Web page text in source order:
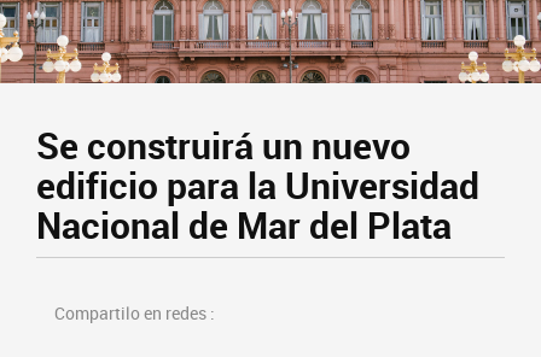
Se construirá un nuevo
edificio para la Universidad
Nacional de Mar del Plata
Compartilo en redes :